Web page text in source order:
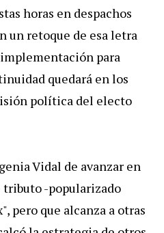
horas en despachos
un retoque de esa letra
para
quedará en los
política del electo
Vidal de avanzar en
tributo -popularizado
pero que alcanza a otras